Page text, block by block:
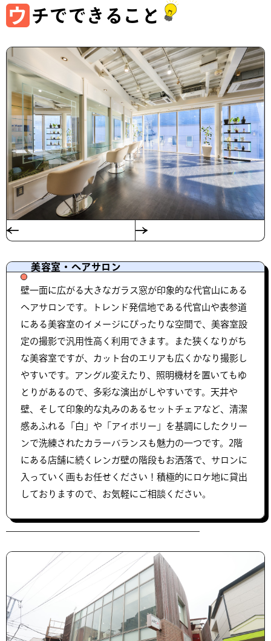
ウ チでできること
美容室・ヘアサロン
壁一面に広がる大きなガラス窓が印象的な代官山にある
ヘアサロンです。トレンド発信地である代官山や表参道
にある美容室のイメージにぴったりな空間で、美容室設
定の撮影で汎用性高く利用できます。また狭くなりがち
な美容室ですが、カット台のエリアも広くかなり撮影し
やすいです。アングル変えたり、照明機材を置いてもゆ
とりがあるので、多彩な演出がしやすいです。天井や
壁、そして印象的な丸みのあるセットチェアなど、清潔
感あふれる「白」や「アイボリー」を基調にしたクリー
ンで洗練されたカラーバランスも魅力の一つです。2階
にある店舗に続くレンガ壁の階段もお洒落で、サロンに
入っていく画もお任せください！積極的にロケ地に貸出
しておりますので、お気軽にご相談ください。